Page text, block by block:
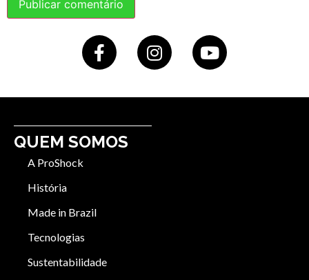
QUEM SOMOS
A ProShock
História
Made in Brazil
Tecnologias
Sustentabilidade